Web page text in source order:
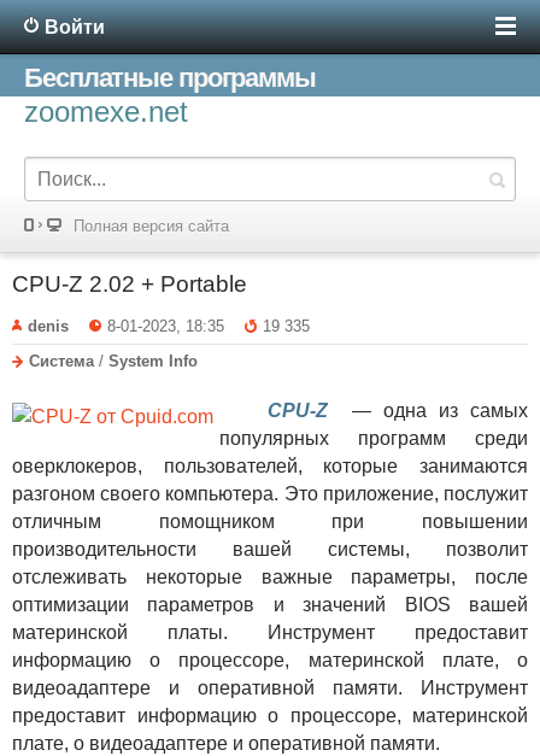
Войти
Бесплатные программы
zoomexe.net
Полная версия сайта
CPU-Z 2.02 + Portable
denis 8-01-2023, 18:35
19 335
Система / System Info
CPU-Z
— одна из самых
популярных программ среди
оверклокеров, пользователей, которые занимаются
разгоном своего компьютера. Это приложение, послужит
отличным помощником при повышении
производительности вашей системы, позволит
отслеживать некоторые важные параметры, после
оптимизации параметров и значений BIOS вашей
материнской платы. Инструмент предоставит
информацию о процессоре, материнской плате, о
видеоадаптере и оперативной памяти. Инструмент
предоставит информацию о процессоре, материнской
плате, о видеоадаптере и оперативной памяти.